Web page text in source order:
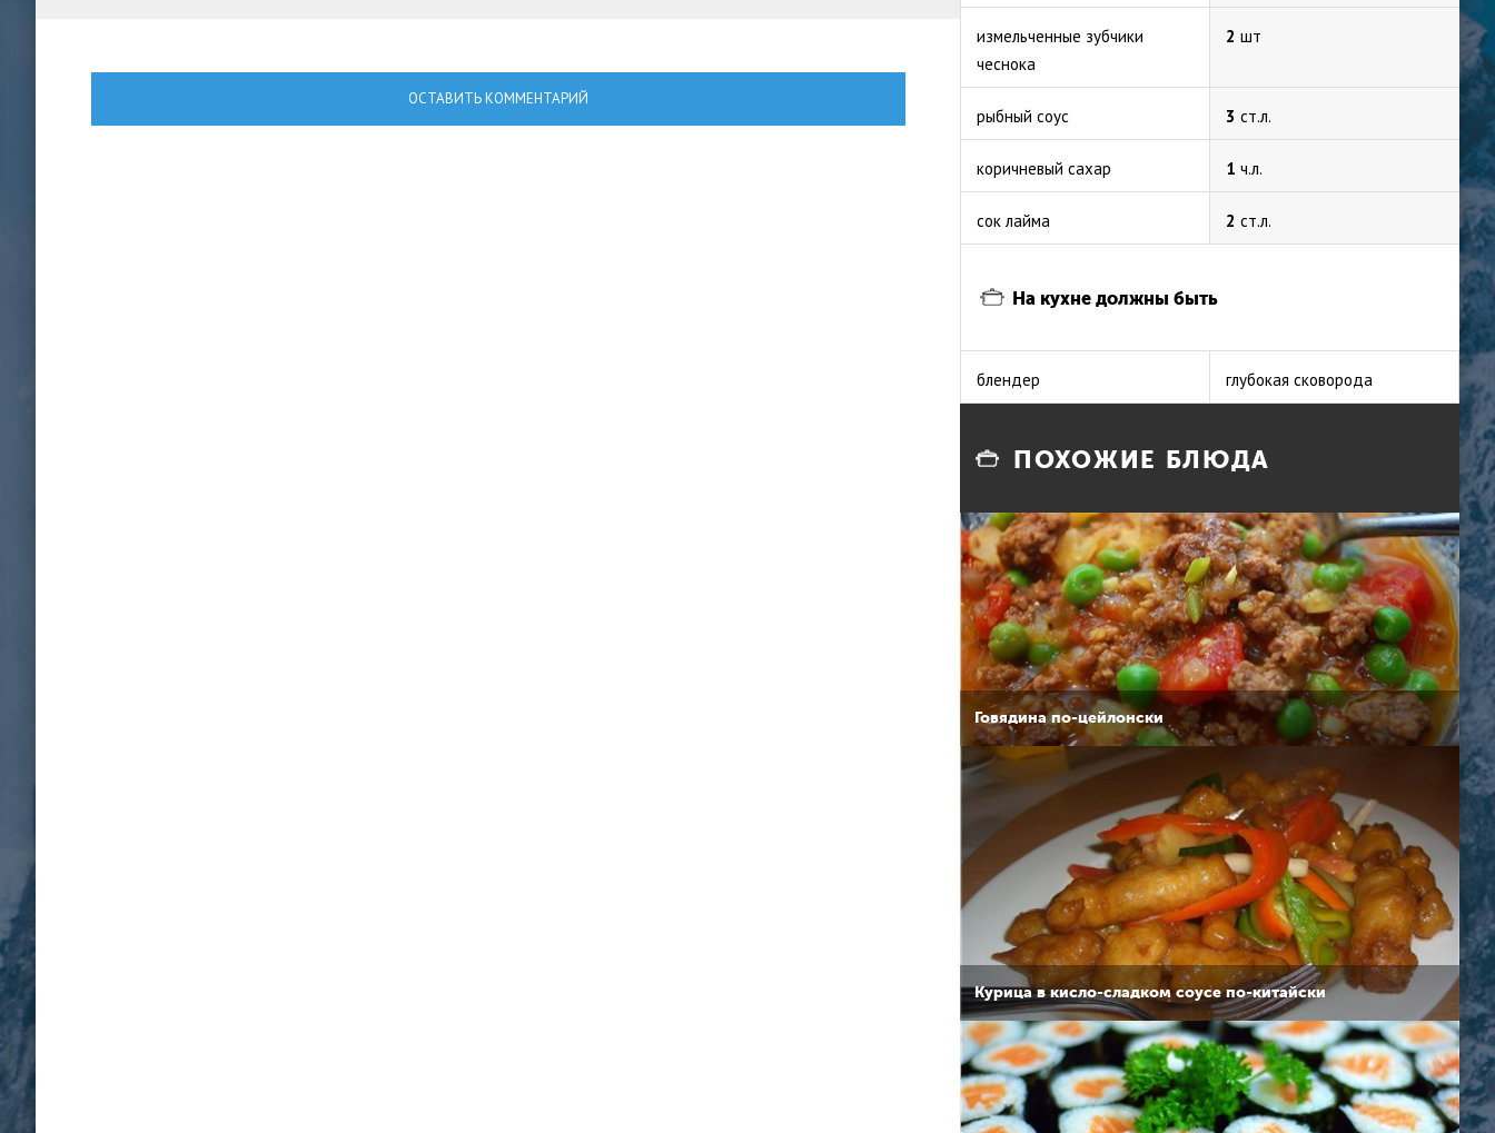
ОСТАВИТЬ КОММЕНТАРИЙ
измельченные зубчики
чеснока
2 шт
рыбный соус 3 ст.л.
коричневый сахар 1 ч.л.
сок лайма 2 ст.л.
На кухне должны быть
блендер глубокая сковорода
ПОХОЖИЕ БЛЮДА
Говядина по-цейлонски
Курица в кисло-сладком соусе по-китайски